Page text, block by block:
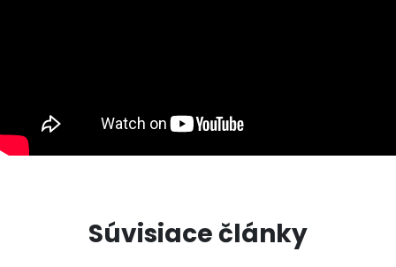
Súvisiace články